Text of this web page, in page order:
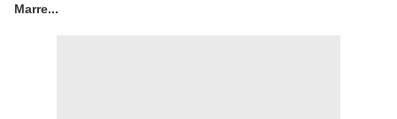
Marre...